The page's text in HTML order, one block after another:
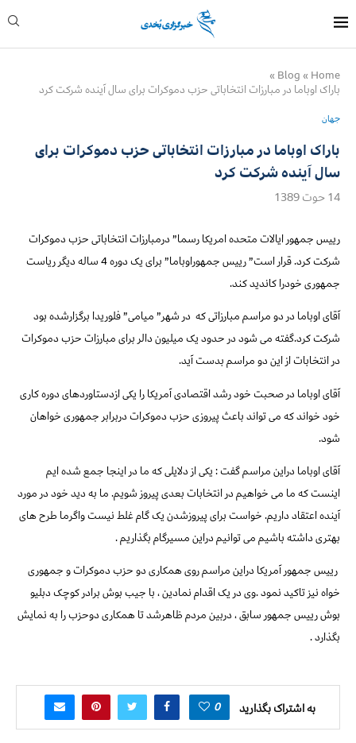
Home
»
Blog
»
باراک اوباما در مبارزات انتخاباتی حزب دموکرات برای سال آینده شرکت کرد
جهان
باراک اوباما در مبارزات انتخاباتی حزب دموکرات برای
سال آینده شرکت کرد
14 حوت 1389
رییس جمهور ایالات متحده امریکا رسما” درمبارزات انتخاباتی حزب دموکرات
شرکت کرد. قرار است” رییس جمهوراوباما” برای یک دوره 4 ساله دیگر ریاست
جمهوری خودرا کاندید کند.
آقای اوباما در دو مراسم مبارزاتی که در شهر” میامی” فلوریدا برگزارشده بود
شرکت کرد.گفته می شود در حدود یک میلیون دالر برای مبارزات حزب دموکرات
در انتخابات از این دو مراسم بدست آید.
آقای اوباما در صحبت خود رشد اقتصادی آمریکا را یکی ازدستاوردهای دوره کاری
خود خواند که می تواند باعث پیروزی حزب دموکرات دربرابر جمهوری خواهان
شود.
آقای اوباما دراین مراسم گفت : یکی از دلایلی که ما در اینجا جمع شده ایم
اینست که ما می خواهیم در انتخابات بعدی پیروز شویم. ما به دید خود در مورد
آینده اعتقاد داریم. خواست برای پیروزشدن یک گام غلط نیست واگرما طرح های
بهتری داشته باشیم می توانیم دراین مسیرگام بگذاریم .
رییس جمهور آمریکا دراین مراسم روی همکاری دو حزب دموکرات و جمهوری
خواه نیز تاکید نمود .وی در یک اقدام نمادین ، با جیب بوش برادر کوچک دبلیو
بوش رییس جمهور سابق ، دربین مردم ظاهرشد تا همکاری دوحزب را به نمایش
بگذارد .
به اشتراک بگذارید 0